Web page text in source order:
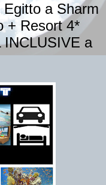
Egitto a Sharm
+ Resort 4*
INCLUSIVE a